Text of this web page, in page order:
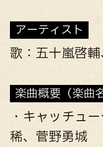
アーティスト
歌：五十嵐啓
楽曲概要（楽曲
・キャッチュ
稀、菅野勇城